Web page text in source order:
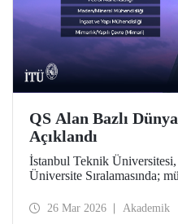
QS Alan Bazlı
Açıklandı
İstanbul Teknik
Üniversite Sıralamasında;
Mühendisliği”nde 43’üncü,
26 Mar 2026 Akademik